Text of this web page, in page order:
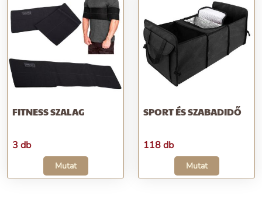
FITNESS SZALAG
3 db
Mutat
SPORT ÉS SZABADIDŐ
118 db
Mutat